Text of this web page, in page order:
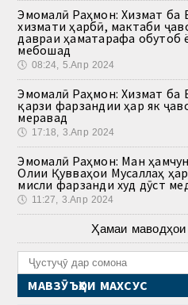
Эмомалӣ Раҳмон: Хизмат ба
хизмати ҳарбӣ, мактаби
давраи ҳаматарафа обутоб
мебошад
🕔 08:24, 5.Апр 2024
Эмомалӣ Раҳмон: Хизмат ба
қарзи фарзандии ҳар як
меравад
🕔 17:18, 3.Апр 2024
Эмомалӣ Раҳмон: Ман
Олии Қувваҳои Мусаллаҳ
мисли фарзанди худ дӯст
🕔 11:27, 3.Апр 2024
Ҳамаи
МАВЗӮЪҲОИ МАХСУС